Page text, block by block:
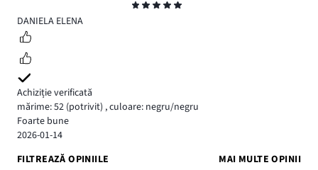
5
DANIELA ELENA
Achiziție verificată
mărime: 52 (potrivit) ,culoare: negru/negru
Foarte bune
2026-01-14
FILTREAZĂ OPINIILE
MAI MULTE OPINII